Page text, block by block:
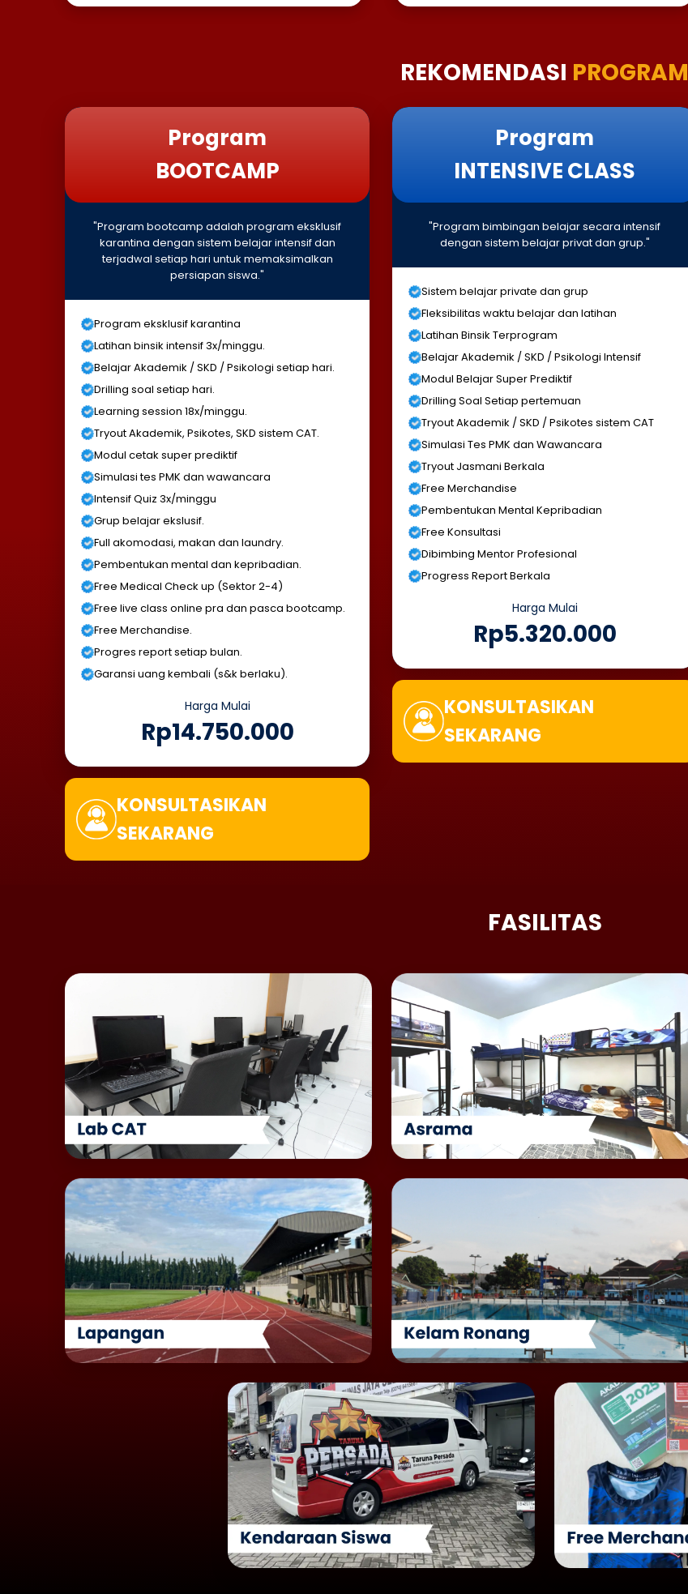
REKOMENDASI PROGRAM
Program
BOOTCAMP
"Program bootcamp adalah program eksklusif
karantina dengan sistem belajar intensif dan
terjadwal setiap hari untuk memaksimalkan
persiapan siswa."
Program eksklusif karantina
Latihan binsik intensif 3x/minggu.
Belajar Akademik / SKD / Psikologi setiap hari.
Drilling soal setiap hari.
Learning session 18x/minggu.
Tryout Akademik, Psikotes, SKD sistem CAT.
Modul cetak super prediktif
Simulasi tes PMK dan wawancara
Intensif Quiz 3x/minggu
Grup belajar ekslusif.
Full akomodasi, makan dan laundry.
Pembentukan mental dan kepribadian.
Free Medical Check up (Sektor 2-4)
Free live class online pra dan pasca bootcamp.
Free Merchandise.
Progres report setiap bulan.
Garansi uang kembali (s&k berlaku).
Harga Mulai
Rp14.750.000
KONSULTASIKAN
SEKARANG
Program
INTENSIVE CLASS
"Program bimbingan belajar secara intensif
dengan sistem belajar privat dan grup."
Sistem belajar private dan grup
Fleksibilitas waktu belajar dan latihan
Latihan Binsik Terprogram
Belajar Akademik / SKD / Psikologi Intensif
Modul Belajar Super Prediktif
Drilling Soal Setiap pertemuan
Tryout Akademik / SKD / Psikotes sistem CAT
Simulasi Tes PMK dan Wawancara
Tryout Jasmani Berkala
Free Merchandise
Pembentukan Mental Kepribadian
Free Konsultasi
Dibimbing Mentor Profesional
Progress Report Berkala
Harga Mulai
Rp5.320.000
KONSULTASIKAN
SEKARANG
FASILITAS